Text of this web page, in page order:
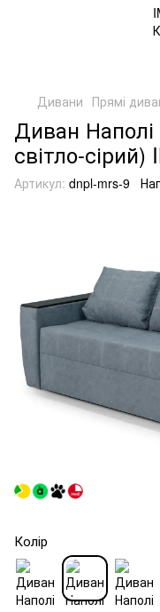
Дивани Прямі
Диван
світло-сірий)
Артикул: dnpl-mrs-9
Колір